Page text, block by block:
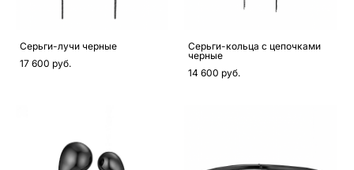
Серьги-лучи черные
17 600 pуб.
Серьги-кольца с цепочками
черные
14 600 pуб.